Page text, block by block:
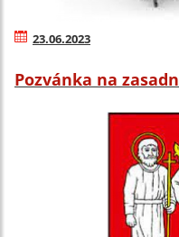
23.06.2023
Pozvánka na